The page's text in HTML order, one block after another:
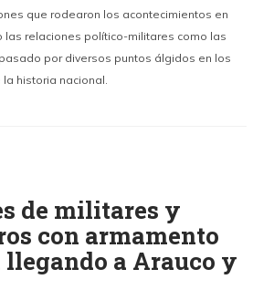
que rodearon los acontecimientos en
las relaciones político-militares como las
por diversos puntos álgidos en los
historia nacional.
de militares y
con armamento
llegando a Arauco y